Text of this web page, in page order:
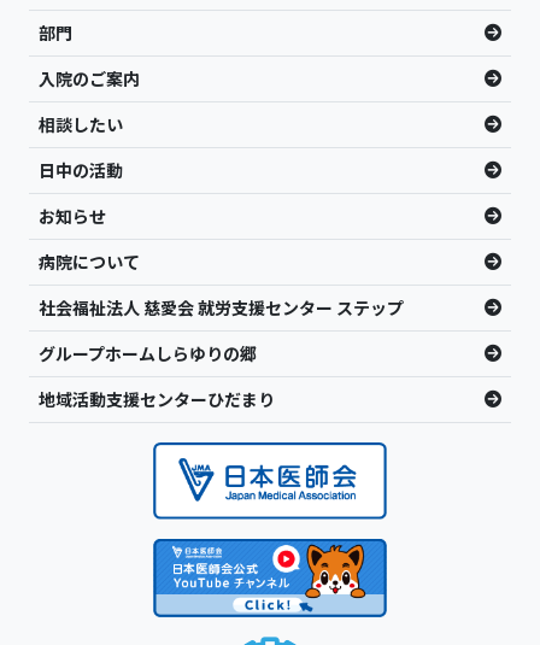
部門
入院のご案内
相談したい
日中の活動
お知らせ
病院について
社会福祉法人 慈愛会 就労支援センター ステップ
グループホームしらゆりの郷
地域活動支援センターひだまり